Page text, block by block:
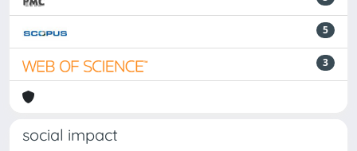
5
3
social impact